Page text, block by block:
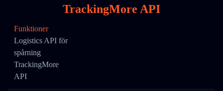
TrackingMore API
Funktioner
Logistics API för
spårning
TrackingMore
API